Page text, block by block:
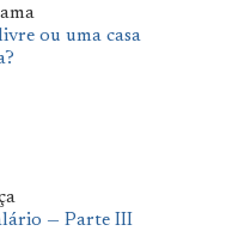
ou uma casa
— Parte III